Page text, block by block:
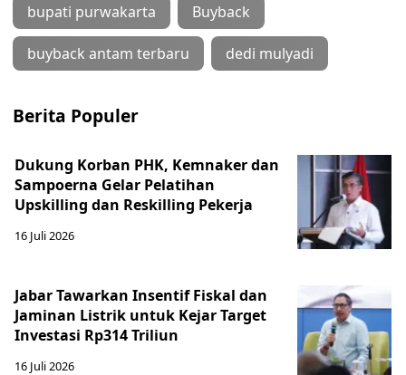
bupati purwakarta Buyback
buyback antam terbaru dedi mulyadi
Berita Populer
Dukung Korban PHK, Kemnaker dan
Sampoerna Gelar Pelatihan
Upskilling dan Reskilling Pekerja
16 Juli 2026
Jabar Tawarkan Insentif Fiskal dan
Jaminan Listrik untuk Kejar Target
Investasi Rp314 Triliun
16 Juli 2026